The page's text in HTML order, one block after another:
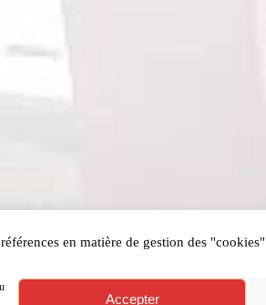
en matière de gestion des "cookies"
Accepter